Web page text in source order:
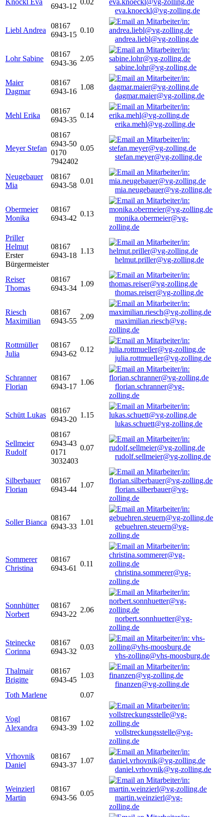
Knöckl Eva
6943-12
0.02
eva.knoeckl@vg-zolling.de
Liebl Andrea
08167
6943-15
0.10
andrea.liebl@vg-zolling.de
Lohr Sabine
08167
6943-36
2.05
sabine.lohr@vg-zolling.de
Maier
Dagmar
08167
6943-16
1.08
dagmar.maier@vg-zolling.de
Mehl Erika
08167
6943-35
0.14
erika.mehl@vg-zolling.de
Meyer Stefan
08167
6943-50
0170
7942402
0.05
stefan.meyer@vg-zolling.de
Neugebauer
Mia
08167
6943-58
0.01
mia.neugebauer@vg-zolling.de
Obermeier
Monika
08167
6943-42
0.13
monika.obermeier@vg-
zolling.de
Priller
Helmut
Erster
Bürgermeister
08167
6943-18
1.13
helmut.priller@vg-zolling.de
Reiser
Thomas
08167
6943-34
1.09
thomas.reiser@vg-zolling.de
Riesch
Maximilian
08167
6943-55
2.09
maximilian.riesch@vg-
zolling.de
Rottmüller
Julia
08167
6943-62
0.12
julia.rottmueller@vg-zolling.de
Schranner
Florian
08167
6943-17
1.06
florian.schranner@vg-
zolling.de
Schütt Lukas
08167
6943-20
1.15
lukas.schuett@vg-zolling.de
Sellmeier
Rudolf
08167
6943-43
0171
3032403
0.07
rudolf.sellmeier@vg-zolling.de
Silberbauer
Florian
08167
6943-44
1.07
florian.silberbauer@vg-
zolling.de
Soller Bianca
08167
6943-33
1.01
gebuehren.steuern@vg-
zolling.de
Sommerer
Christina
08167
6943-61
0.11
christina.sommerer@vg-
zolling.de
Sonnhütter
Norbert
08167
6943-22
2.06
norbert.sonnhuetter@vg-
zolling.de
Steinecke
Corinna
08167
6943-32
0.03
vhs-zolling@vhs-moosburg.de
Thalmair
Brigitte
08167
6943-45
1.03
finanzen@vg-zolling.de
Toth Marlene
0.07
Vogl
Alexandra
08167
6943-39
1.02
vollstreckungsstelle@vg-
zolling.de
Vrhovnik
Daniel
08167
6943-37
1.07
daniel.vrhovnik@vg-zolling.de
Weinzierl
Martin
08167
6943-56
0.05
martin.weinzierl@vg-
zolling.de